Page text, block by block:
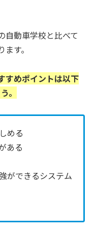
自動車学校と比べて
す。
すめポイントは以下
。
める
ある
ができるシステム